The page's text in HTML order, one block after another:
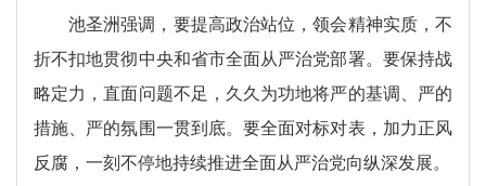
池圣洲强调，要提高政治站位，领会精神实质，不
折不扣地贯彻中央和省市全面从严治党部署。要保持战
略定力，直面问题不足，久久为功地将严的基调、严的
措施、严的氛围一贯到底。要全面对标对表，加力正风
反腐，一刻不停地持续推进全面从严治党向纵深发展。